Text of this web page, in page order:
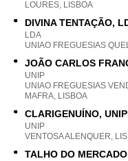
LOURES, LISBOA
DIVINA TENTAÇÃO,
LDA
UNIAO FREGUESIAS
JOÃO CARLOS
UNIP
UNIAO FREGUESIAS
MAFRA, LISBOA
CLARIGENUÍNO,
UNIP
VENTOSA ALENQUER,
TALHO DO